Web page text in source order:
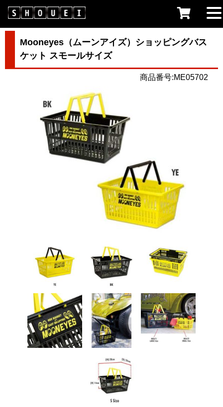
Mooneyes（ムーンアイズ）ショッピングバス
ケット スモールサイズ
商品番号:ME05702